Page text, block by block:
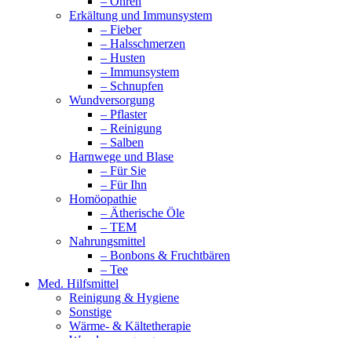
Erkältung und Immunsystem
– Fieber
– Halsschmerzen
– Husten
– Immunsystem
– Schnupfen
Wundversorgung
– Pflaster
– Reinigung
– Salben
Harnwege und Blase
– Für Sie
– Für Ihn
Homöopathie
– Ätherische Öle
– TEM
Nahrungsmittel
– Bonbons & Fruchtbären
– Tee
Med. Hilfsmittel
Reinigung & Hygiene
Sonstige
Wärme- & Kältetherapie